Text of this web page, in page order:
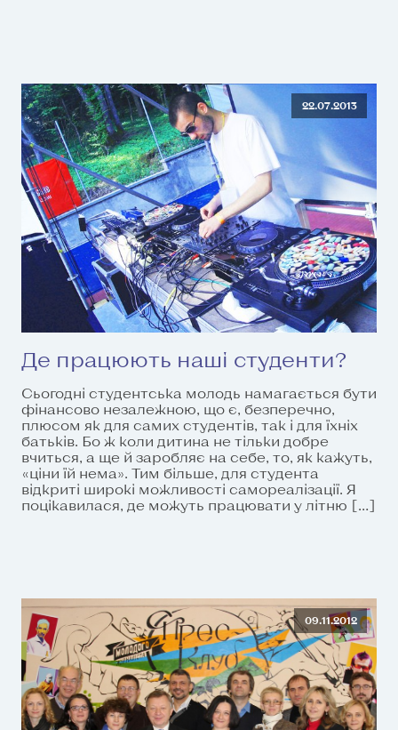
22.07.2013
Де працюють наші студенти?
Сьогодні студентська молодь намагається бути
фінансово незалежною, що є, безперечно,
плюсом як для самих студентів, так і для їхніх
батьків. Бо ж коли дитина не тільки добре
вчиться, а ще й заробляє на себе, то, як кажуть,
«ціни їй нема». Тим більше, для студента
відкриті широкі можливості самореалізації. Я
поцікавилася, де можуть працювати у літню […]
09.11.2012